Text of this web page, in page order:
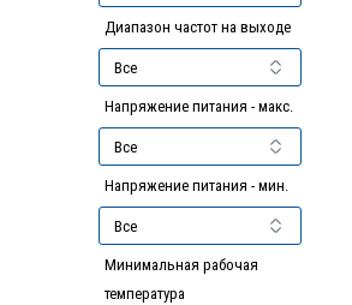
Диапазон частот на выходе
Напряжение питания - макс.
Напряжение питания - мин.
Минимальная рабочая
температура